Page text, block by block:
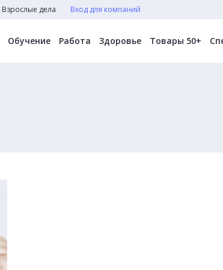
Взрослые дела Вход для компаний
Обучение Работа Здоровье Товары 50+